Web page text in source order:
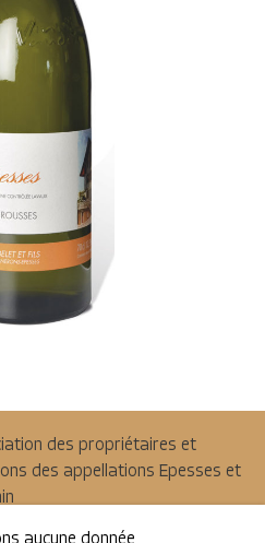
des propriétaires et
des appellations Epesses et